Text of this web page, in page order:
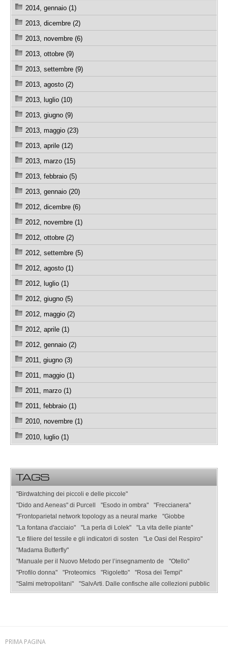
2014, gennaio (1)
2013, dicembre (2)
2013, novembre (6)
2013, ottobre (9)
2013, settembre (9)
2013, agosto (2)
2013, luglio (10)
2013, giugno (9)
2013, maggio (23)
2013, aprile (12)
2013, marzo (15)
2013, febbraio (5)
2013, gennaio (20)
2012, dicembre (6)
2012, novembre (1)
2012, ottobre (2)
2012, settembre (5)
2012, agosto (1)
2012, luglio (1)
2012, giugno (5)
2012, maggio (2)
2012, aprile (1)
2012, gennaio (2)
2011, giugno (3)
2011, maggio (1)
2011, marzo (1)
2011, febbraio (1)
2010, novembre (1)
2010, luglio (1)
TAGS
"Birdwatching dei piccoli e delle piccole"
"Dido and Aeneas" di Purcell
"Esodo in ombra"
"Freccianera"
"Frontoparietal network topology as a neural marke
"Giobbe
"La fontana d'acciaio"
"La perla di Lolek"
"La vita delle piante"
"Le filiere del tessile e gli indicatori di sosten
"Le Oasi del Respiro"
"Madama Butterfly"
"Manuale per il Nuovo Metodo per l’insegnamento de
"Otello"
"Profilo donna"
"Proteomics "Rigoletto"
"Rosa dei Tempi"
"Salmi metropolitani"
"SalvArti. Dalle confische alle collezioni pubblic
PRIMA PAGINA